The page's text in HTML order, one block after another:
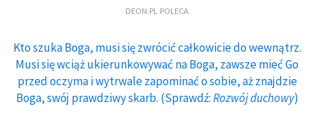
DEON.PL POLECA
Kto szuka Boga, musi się zwrócić całkowicie do wewnątrz.
Musi się wciąż ukierunkowywać na Boga, zawsze mieć Go
przed oczyma i wytrwale zapominać o sobie, aż znajdzie
Boga, swój prawdziwy skarb. (Sprawdź:Rozwój duchowy)